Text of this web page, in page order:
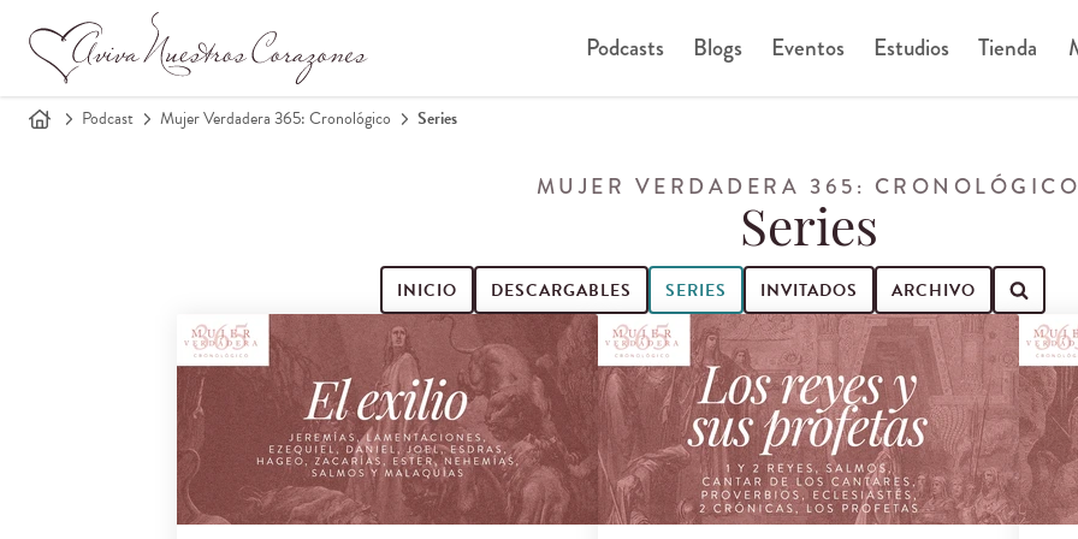
Podcasts Blogs Eventos Estudios Tienda
Podcast Mujer Verdadera 365: Cronológico Series
MUJER VERDADERA 365: CRONOLÓGICO
Series
INICIO DESCARGABLES SERIES INVITADOS ARCHIVO
Buscar episodios de podcast